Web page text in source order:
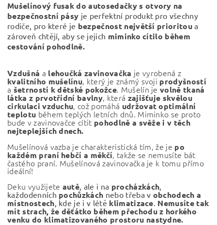
Mušelínový fusak do autosedačky s otvory na
bezpečnostní pásy je perfektní produkt pro všechny
rodiče, pro které je bezpečnost největší prioritou a
zároveň chtějí, aby se jejich miminko cítilo během
cestování pohodlně.
Vzdušná a lehoučká zavinovačka je vyrobená z
kvalitního mušelínu, který je známý svoji prodyšností
a šetrností k dětské pokožce. Mušelín jevolně tkaná
látka z prvotřídní bavlny, která zajišťuje skvělou
cirkulaci vzduchu, což pomáhá udržovat optimální
teplotu během teplých letních dnů. Miminko se proto
bude v zavinovačce cítit pohodlně a svěže i v těch
nejteplejších dnech.
Mušelínová vazba je charakteristická tím, že je po
každém praní hebčí a měkčí, takže se nemusíte bát
častého praní. Mušelínová zavinovačka je k tomu přímo
ideální!
Deku využijete autě, ale i na procházkách,
každodenních pochůzkách nebo třeba v obchodech a
místnostech, kde je i v létě klimatizace. Nemusíte tak
mít strach, že děťátko během přechodu z horkého
venku do klimatizovaného prostoru nastydne.